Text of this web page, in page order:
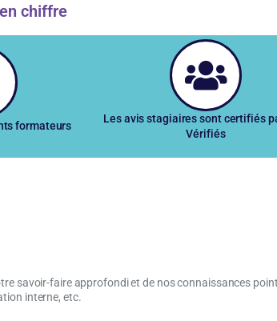
chiffre
formateurs
Les avis stagiaires sont certifiés
Vérifiés
savoir-faire approfondi et de nos connaissances
interne, etc.